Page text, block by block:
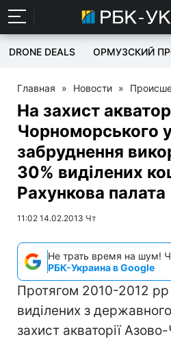
DRONE DEALS ОРМУЗСКИЙ
Главная » Новости »
На захист
Чорноморського
забруднення
30% виділених
Рахункова палата
11:02 14.02.2013 Чт
Не трать время на шум!
РБК-Украина в Google
Протягом 2010-2012
виділених з
захист акваторії